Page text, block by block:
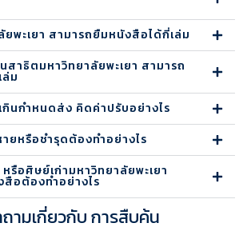
พะเยา สามารถยืมหนังสือได้กี่เล่ม
นสาธิตมหาวิทยาลัยพะเยา สามารถ
ม
นกำหนดส่ง คิดค่าปรับอย่างไร
หรือชำรุดต้องทำอย่างไร
รือศิษย์เก่ามหาวิทยาลัยพะเยา
อต้องทำอย่างไร
ามเกี่ยวกับ การสืบค้น